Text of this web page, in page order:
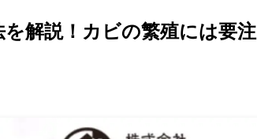
を解説！カビの繁殖には要注